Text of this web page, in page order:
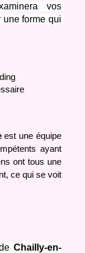
vos
forme qui
est une équipe
ayant
ont tous une
ce qui se voit
Chailly-en-